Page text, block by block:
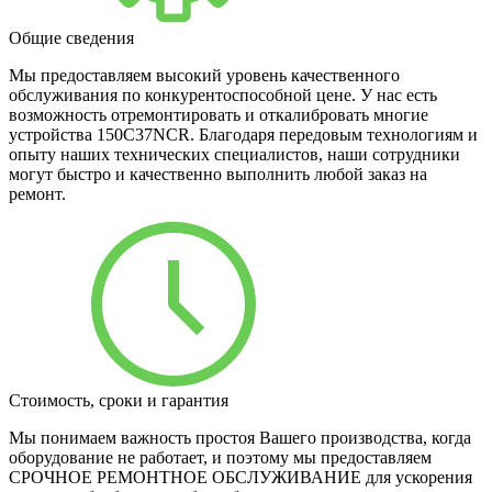
Общие сведения
Мы предоставляем высокий уровень качественного
обслуживания по конкурентоспособной цене. У нас есть
возможность отремонтировать и откалибровать многие
устройства 150C37NCR. Благодаря передовым технологиям и
опыту наших технических специалистов, наши сотрудники
могут быстро и качественно выполнить любой заказ на
ремонт.
Стоимость, сроки и гарантия
Мы понимаем важность простоя Вашего производства, когда
оборудование не работает, и поэтому мы предоставляем
СРОЧНОЕ РЕМОНТНОЕ ОБСЛУЖИВАНИЕ для ускорения